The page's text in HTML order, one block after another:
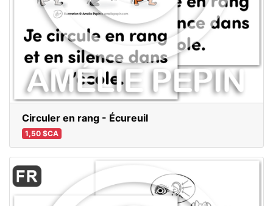
Circuler en rang - Écureuil
1,50 $CA